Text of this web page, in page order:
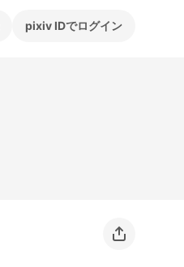
pixiv IDでログイン